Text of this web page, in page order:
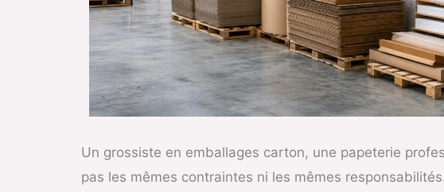
Un grossiste en emballages carton, une papeterie
pas les mêmes contraintes ni les mêmes